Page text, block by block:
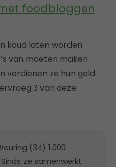
foodbloggen
koud laten worden
van moeten maken
verdienen ze hun geld
3 van deze
(34) 1.000
ze samenwerkt